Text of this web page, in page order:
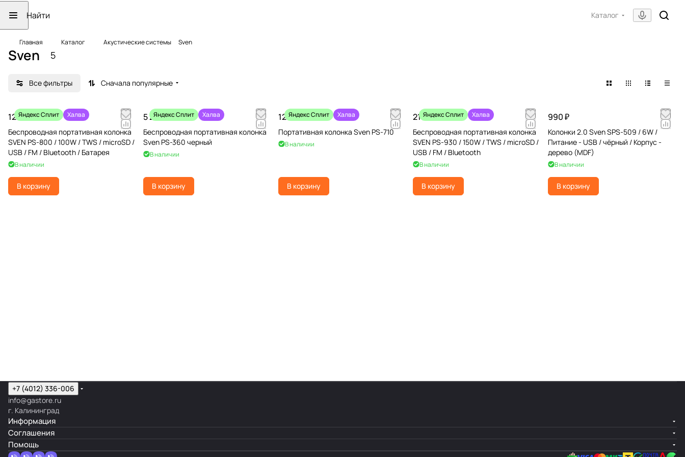
Каталог
Главная Каталог Акустические системы Sven
Sven 5
Все фильтры Сначала популярные
Яндекс Сплит Халва
12 990 ₽
Беспроводная портативная колонка
SVEN PS-800 / 100W / TWS / microSD /
USB / FM / Bluetooth / Батарея
В наличии
В корзину
Яндекс Сплит Халва
5 290 ₽
Беспроводная портативная колонка
Sven PS-360 черный
В наличии
В корзину
Яндекс Сплит Халва
12 990 ₽
Портативная колонка Sven PS-710
В наличии
В корзину
Яндекс Сплит Халва
21 990 ₽
Беспроводная портативная колонка
SVEN PS-930 / 150W / TWS / microSD /
USB / FM / Bluetooth
В наличии
В корзину
990 ₽
Колонки 2.0 Sven SPS-509 / 6W /
Питание - USB / чёрный / Корпус -
дерево (MDF)
В наличии
В корзину
+7 (4012) 336-006
info@gastore.ru
г. Калининград
Информация
Соглашения
Помощь